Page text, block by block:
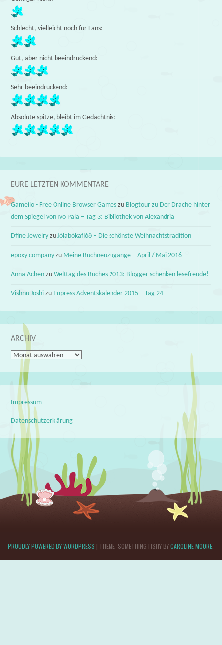
Schlecht, vielleicht noch für Fans:
Gut, aber nicht beeindruckend:
Sehr beeindruckend:
Absolute spitze, bleibt im Gedächtnis:
EURE LETZTEN KOMMENTARE
Gameilo - Free Online Browser Games zu Blogtour zu Der Drache hinter
dem Spiegel von Ivo Pala – Tag 3: Bibliothek von Alexandria
Dfine Jewelry zuJólabókaflóð – Die schönste Weihnachtstradition
epoxy company zu Meine Buchneuzugänge – April / Mai 2016
Anna Achen zuWelttag des Buches 2013: Blogger schenken lesefreude!
Vishnu Joshi zu Impress Adventskalender 2015 – Tag 24
ARCHIV
Archiv
Impressum
Datenschutzerklärung
PROUDLY POWERED BY WORDPRESS | THEME: SOMETHING FISHY BYCAROLINE MOORE